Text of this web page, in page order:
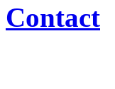
Contact